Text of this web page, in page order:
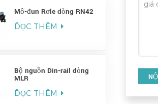
Mô-đun Rơle dòng RN42
ĐỌC THÊM
Bộ nguồn Din-rail dòng
MLR
ĐỌC THÊM